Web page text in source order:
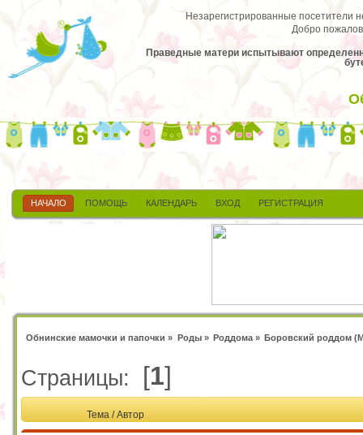
Незарегистрированные посетители
Добро
Праведные матери испытывают
НАЧАЛО ПОМОЩЬ КАЛЕНДАРЬ ВХОД РЕГИСТРАЦИЯ
Обнинские мамочки и папочки » Роды» Роддома» Боровский роддом
Страницы: [1]
Тема /Автор